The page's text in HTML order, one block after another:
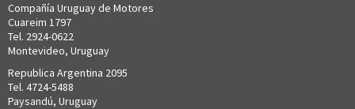
Compañía Uruguay de Motores
Cuareim 1797
Tel. 2924-0622
Montevideo, Uruguay
Republica Argentina 2095
Tel. 4724-5488
Paysandú, Uruguay